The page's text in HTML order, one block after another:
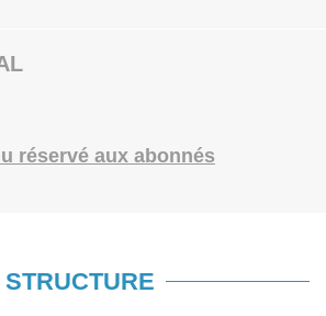
réservé aux abonnés
STRUCTURE